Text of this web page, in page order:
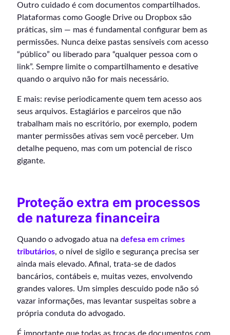
Outro cuidado é com documentos compartilhados.
Plataformas como Google Drive ou Dropbox são
práticas, sim — mas é fundamental configurar bem as
permissões. Nunca deixe pastas sensíveis com acesso
“público” ou liberado para “qualquer pessoa com o
link”. Sempre limite o compartilhamento e desative
quando o arquivo não for mais necessário.
E mais: revise periodicamente quem tem acesso aos
seus arquivos. Estagiários e parceiros que não
trabalham mais no escritório, por exemplo, podem
manter permissões ativas sem você perceber. Um
detalhe pequeno, mas com um potencial de risco
gigante.
Proteção extra em processos
de natureza financeira
Quando o advogado atua na defesa em crimes
tributários, o nível de sigilo e segurança precisa ser
ainda mais elevado. Afinal, trata-se de dados
bancários, contábeis e, muitas vezes, envolvendo
grandes valores. Um simples descuido pode não só
vazar informações, mas levantar suspeitas sobre a
própria conduta do advogado.
É importante que todas as trocas de documentos com